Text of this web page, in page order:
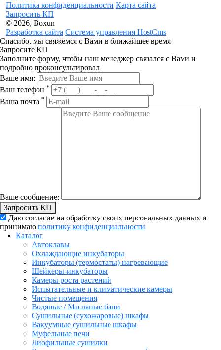
Политика конфиденциальности Карта сайта
Запросить КП
© 2026, Boxun
Разработка сайта Система управления HostCms
Спасибо, мы свяжемся с Вами в ближайшее время
Запросите КП
Заполните форму, чтобы наш менеджер связался с Вами и
подробно проконсультировал
Ваше имя:
Ваш телефон *
Ваша почта *
Ваше сообщение:
Запросить КП
Даю согласие на обработку своих персональных данных и
принимаю политику конфиденциальности
Каталог
Автоклавы
Охлаждающие инкубаторы
Инкубаторы (термостаты) нагревающие
Шейкеры-инкубаторы
Камеры роста растений
Испытательные и климатические камеры
Чистые помещения
Водяные / Масляные бани
Сушильные (сухожаровые) шкафы
Вакуумные сушильные шкафы
Муфельные печи
Лиофильные сушилки